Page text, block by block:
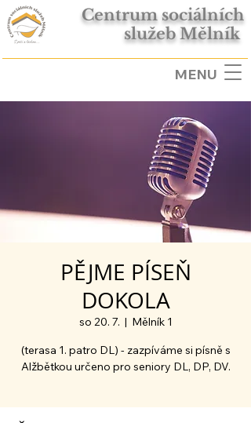
Centrum sociálních
služeb Mělník
MENU
PĚJME PÍSEŇ
DOKOLA
so 20. 7.
  |
Mělník 1
(terasa 1. patro DL) - zazpíváme si písně s
Alžbětkou určeno pro seniory DL, DP, DV.